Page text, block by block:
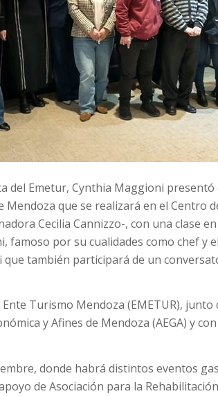
del Emetur, Cynthia Maggioni
Mendoza que se realizará en el Centro
Cecilia Cannizzo-, con una clase
famoso por su cualidades como chef y
también participará de un
Turismo Mendoza (EMETUR), junto
y Afines de Mendoza (AEGA) y
donde habrá distintos eventos
de Asociación para la